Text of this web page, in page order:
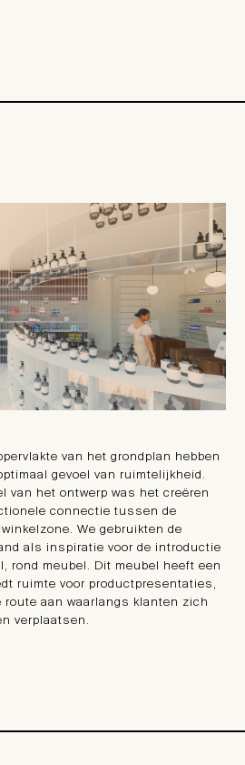
van het grondplan hebben
gevoel van ruimtelijkheid.
van het ontwerp was het creëren
connectie tussen de
We gebruikten de
als inspiratie voor de introductie
rond meubel. Dit meubel heeft een
ruimte voor productpresentaties,
aan waarlangs klanten zich
verplaatsen.